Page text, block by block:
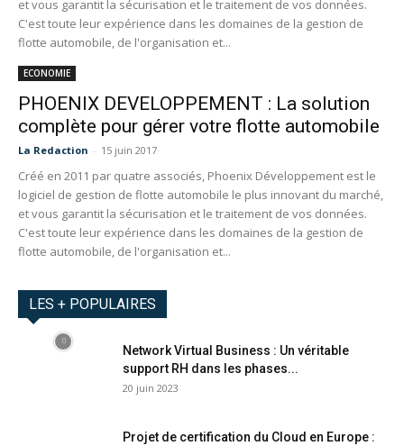
et vous garantit la sécurisation et le traitement de vos données.
C'est toute leur expérience dans les domaines de la gestion de
flotte automobile, de l'organisation et...
ECONOMIE
PHOENIX DEVELOPPEMENT : La solution
complète pour gérer votre flotte automobile
La Redaction - 15 juin 2017
Créé en 2011 par quatre associés, Phoenix Développement est le
logiciel de gestion de flotte automobile le plus innovant du marché,
et vous garantit la sécurisation et le traitement de vos données.
C'est toute leur expérience dans les domaines de la gestion de
flotte automobile, de l'organisation et...
LES + POPULAIRES
Network Virtual Business : Un véritable
support RH dans les phases...
20 juin 2023
Projet de certification du Cloud en Europe :